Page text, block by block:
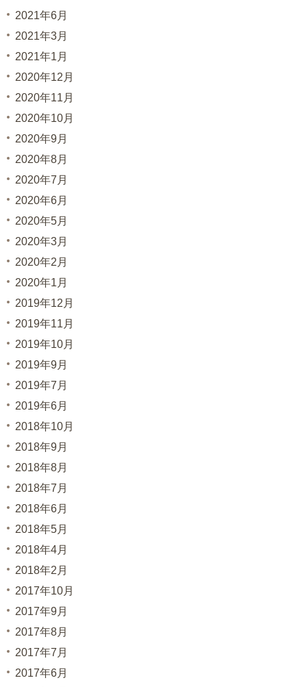
2021年6月
2021年3月
2021年1月
2020年12月
2020年11月
2020年10月
2020年9月
2020年8月
2020年7月
2020年6月
2020年5月
2020年3月
2020年2月
2020年1月
2019年12月
2019年11月
2019年10月
2019年9月
2019年7月
2019年6月
2018年10月
2018年9月
2018年8月
2018年7月
2018年6月
2018年5月
2018年4月
2018年2月
2017年10月
2017年9月
2017年8月
2017年7月
2017年6月